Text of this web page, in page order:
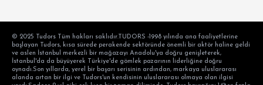
© 2025 Tudors Tüm hakları saklıdır.TUDORS -1998 yılında ana faaliyetlerine
başlayan Tudors, kısa sürede perakende sektöründe önemli bir aktör haline geldi
ve aslen İstanbul merkezli bir mağazayı Anadolu'ya doğru genişleterek,
İstanbul'da da büyüyerek Türkiye'de gömlek pazarının liderliğine doğru
oynadı.Son yıllarda, yerel bir başarı serisinin ardından, markaya uluslararası
alanda artan bir ilgi ve Tudors'un kendisinin uluslararası olmaya olan ilgisi